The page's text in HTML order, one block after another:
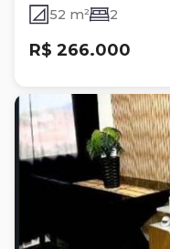
52 m² 2
R$ 266.000